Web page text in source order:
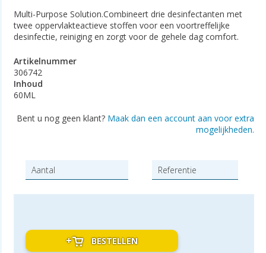
Multi-Purpose Solution.Combineert drie desinfectanten met
twee oppervlakteactieve stoffen voor een voortreffelijke
desinfectie, reiniging en zorgt voor de gehele dag comfort.
Artikelnummer
306742
Inhoud
60ML
Bent u nog geen klant? Maak dan een account aan voor extra
mogelijkheden.
BESTELLEN